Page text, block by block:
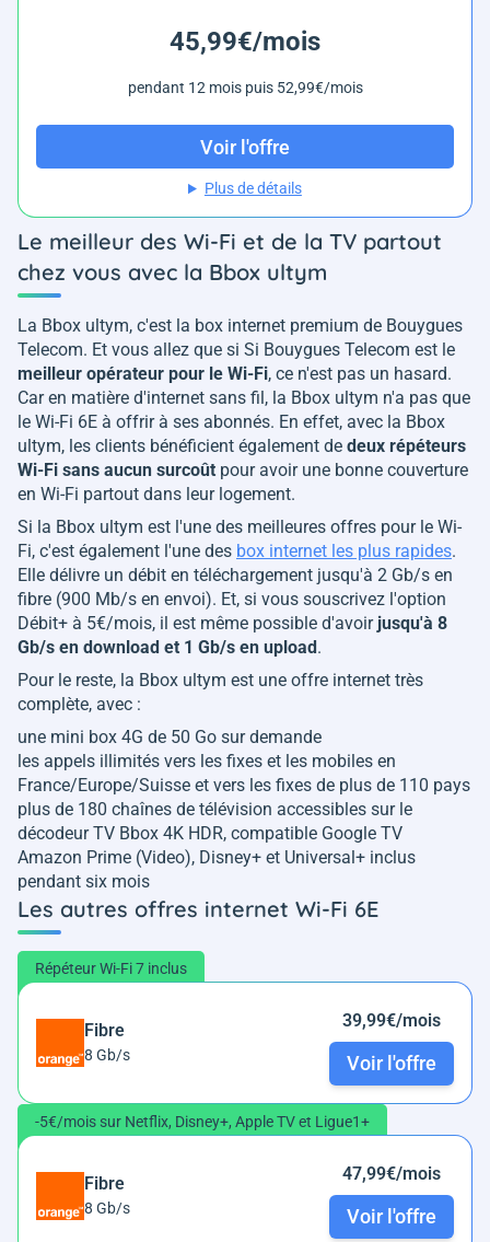
45,99€/mois
pendant 12 mois puis 52,99€/mois
Voir l'offre
Plus de détails
Le meilleur des Wi-Fi et de la TV partout
chez vous avec la Bbox ultym
La Bbox ultym, c'est la box internet premium de Bouygues
Telecom. Et vous allez que si Si Bouygues Telecom est le
meilleur opérateur pour le Wi-Fi, ce n'est pas un hasard.
Car en matière d'internet sans fil, la Bbox ultym n'a pas que
le Wi-Fi 6E à offrir à ses abonnés. En effet, avec la Bbox
ultym, les clients bénéficient également de deux répéteurs
Wi-Fi sans aucun surcoût pour avoir une bonne couverture
en Wi-Fi partout dans leur logement.
Si la Bbox ultym est l'une des meilleures offres pour le Wi-
Fi, c'est également l'une des box internet les plus rapides.
Elle délivre un débit en téléchargement jusqu'à 2 Gb/s en
fibre (900 Mb/s en envoi). Et, si vous souscrivez l'option
Débit+ à 5€/mois, il est même possible d'avoir jusqu'à 8
Gb/s en download et 1 Gb/s en upload .
Pour le reste, la Bbox ultym est une offre internet très
complète, avec :
une mini box 4G de 50 Go sur demande
les appels illimités vers les fixes et les mobiles en
France/Europe/Suisse et vers les fixes de plus de 110 pays
plus de 180 chaînes de télévision accessibles sur le
décodeur TV Bbox 4K HDR, compatible Google TV
Amazon Prime (Video), Disney+ et Universal+ inclus
pendant six mois
Les autres offres internet Wi-Fi 6E
Répéteur Wi-Fi 7 inclus
Fibre
8 Gb/s
39,99€/mois
Voir l'offre
-5€/mois sur Netflix, Disney+, Apple TV et Ligue1+
Fibre
8 Gb/s
47,99€/mois
Voir l'offre